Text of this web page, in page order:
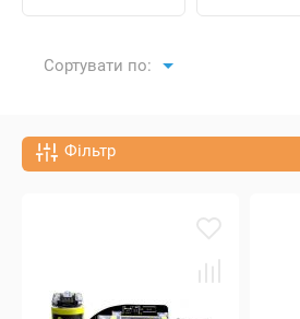
Сортувати по:
Фільтр